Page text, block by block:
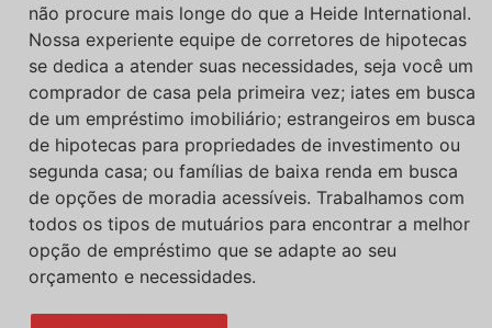
não procure mais longe do que a Heide International.
Nossa experiente equipe de corretores de hipotecas
se dedica a atender suas necessidades, seja você um
comprador de casa pela primeira vez; iates em busca
de um empréstimo imobiliário; estrangeiros em busca
de hipotecas para propriedades de investimento ou
segunda casa; ou famílias de baixa renda em busca
de opções de moradia acessíveis. Trabalhamos com
todos os tipos de mutuários para encontrar a melhor
opção de empréstimo que se adapte ao seu
orçamento e necessidades.